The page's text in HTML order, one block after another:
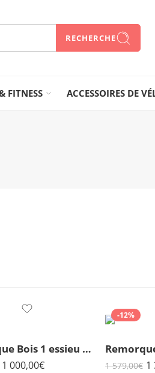
RECHERCHE
FITNESS ACCESSOIRES DE
Remorque Bois 1 essieu 2m57x1m32 750kg
1 000,00€
-12%
1 579,00€ 1